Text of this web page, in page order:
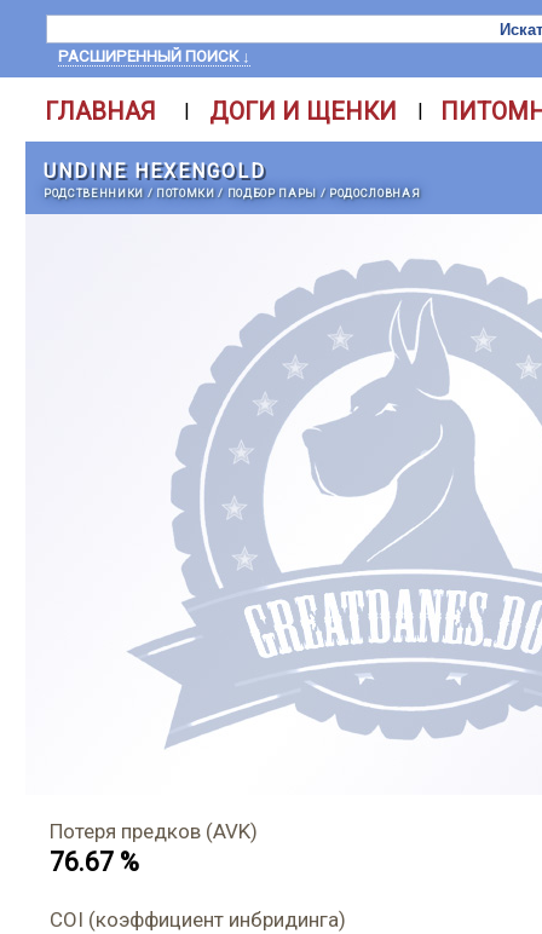
РАСШИРЕННЫЙ ПОИСК ↓
ГЛАВНАЯ | ДОГИ И ЩЕНКИ |
UNDINE HEXENGOLD
РОДСТВЕННИКИ / ПОТОМКИ/ ПОДБОР ПАРЫ / РОДОСЛОВНАЯ
Потеря предков (AVK)
76.67 %
COI (коэффициент инбридинга)